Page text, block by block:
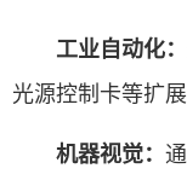
工业自动化：
光源控制卡等扩
机器视觉：